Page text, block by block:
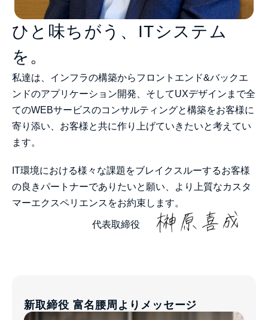
ひと味ちがう、ITシステム
を。
私達は、インフラの構築からフロントエンド&バックエ
ンドのアプリケーション開発、そしてUXデザインまで全
てのWEBサービスのコンサルティングと構築をお客様に
寄り添い、お客様と共に作り上げていきたいと考えてい
ます。
IT環境における様々な課題をブレイクスルーするお客様
の良きパートナーでありたいと願い、より上質なカスタ
マーエクスペリエンスをお約束します。
代表取締役
新取締役 富名腰周よりメッセージ